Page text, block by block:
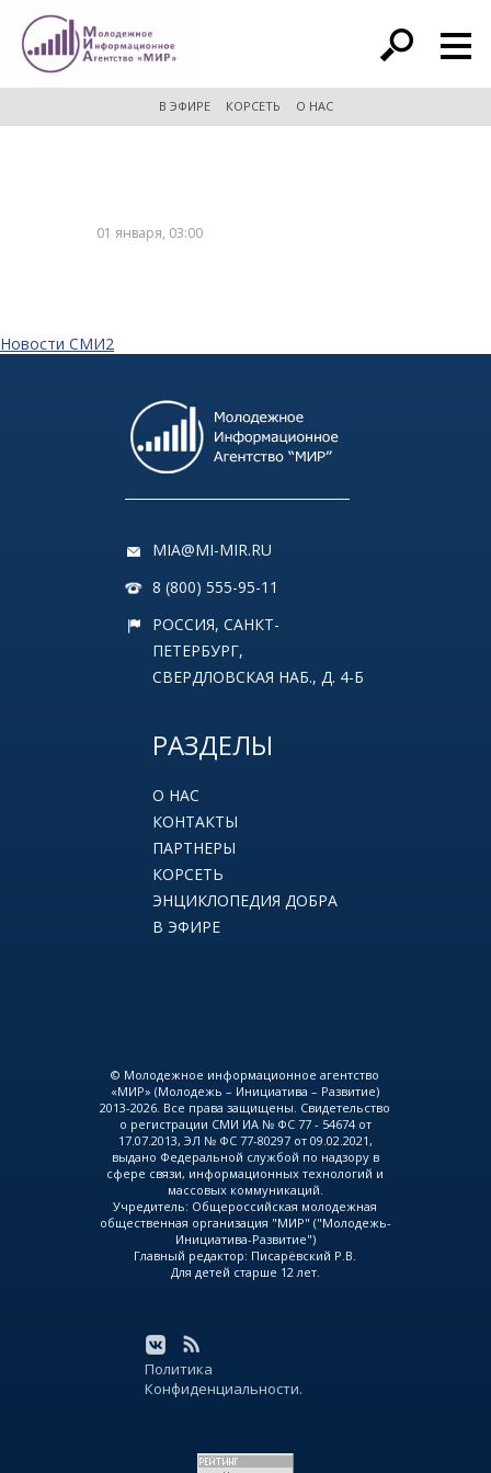
расширенный поиск
В ЭФИРЕ КОРСЕТЬ О НАС
01 января, 03:00
Новости СМИ2
MIA@MI-MIR.RU
8 (800) 555-95-11
РОССИЯ, САНКТ-
ПЕТЕРБУРГ,
СВЕРДЛОВСКАЯ НАБ., Д. 4-Б
РАЗДЕЛЫ
О НАС
КОНТАКТЫ
ПАРТНЕРЫ
КОРСЕТЬ
ЭНЦИКЛОПЕДИЯ ДОБРА
В ЭФИРЕ
© Молодежное информационное агентство
«МИР» (Молодежь – Инициатива – Развитие)
2013-2026. Все права защищены. Свидетельство
о регистрации СМИ ИА № ФС 77 - 54674 от
17.07.2013, ЭЛ № ФС 77-80297 от 09.02.2021,
выдано Федеральной службой по надзору в
сфере связи, информационных технологий и
массовых коммуникаций.
Учредитель: Общероссийская молодежная
общественная организация "МИР" ("Молодежь-
Инициатива-Развитие")
Главный редактор: Писарёвский Р.В.
Для детей старше 12 лет.
Политика
Конфиденциальности.